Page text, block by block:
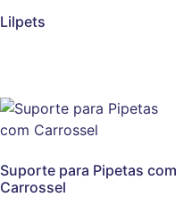
Lilpets
Suporte para Pipetas com
Carrossel